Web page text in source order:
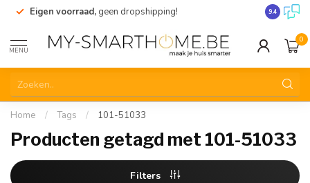
Eigen voorraad, geen dropshipping! 9.4
MENU
0
Home / Tags / 101-51033
Producten getagd met 101-51033
Filters